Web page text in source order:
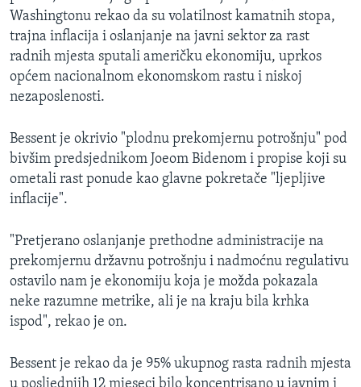
Washingtonu rekao da su volatilnost kamatnih stopa,
trajna inflacija i oslanjanje na javni sektor za rast
radnih mjesta sputali američku ekonomiju, uprkos
općem nacionalnom ekonomskom rastu i niskoj
nezaposlenosti.
Bessent je okrivio "plodnu prekomjernu potrošnju" pod
bivšim predsjednikom Joeom Bidenom i propise koji su
ometali rast ponude kao glavne pokretače "ljepljive
inflacije".
"Pretjerano oslanjanje prethodne administracije na
prekomjernu državnu potrošnju i nadmoćnu regulativu
ostavilo nam je ekonomiju koja je možda pokazala
neke razumne metrike, ali je na kraju bila krhka
ispod", rekao je on.
Bessent je rekao da je 95% ukupnog rasta radnih mjesta
u posljednjih 12 mjeseci bilo koncentrisano u javnim i